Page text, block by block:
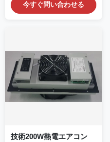
今すぐ問い合わせる
技術200W熱電エアコン